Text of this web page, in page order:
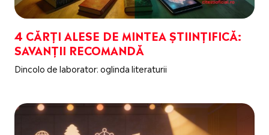
4 CĂRȚI ALESE DE MINTEA ȘTIINȚIFICĂ:
SAVANȚII RECOMANDĂ
Dincolo de laborator: oglinda literaturii